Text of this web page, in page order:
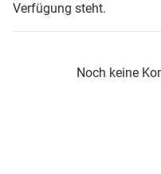
Verfügung steht.
Noch keine